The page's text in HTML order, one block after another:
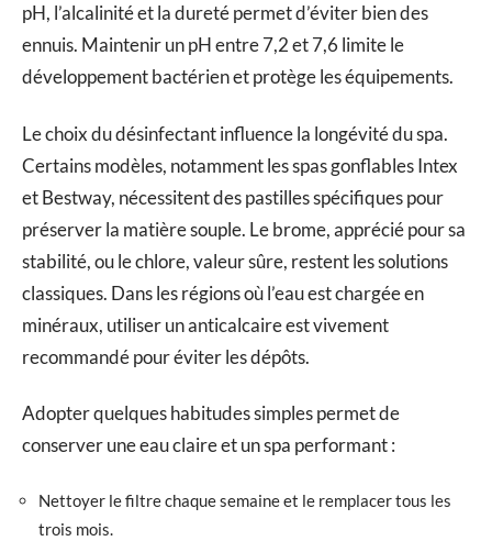
pH, l’alcalinité et la dureté permet d’éviter bien des
ennuis. Maintenir un pH entre 7,2 et 7,6 limite le
développement bactérien et protège les équipements.
Le choix du désinfectant influence la longévité du spa.
Certains modèles, notamment les spas gonflables Intex
et Bestway, nécessitent des pastilles spécifiques pour
préserver la matière souple. Le brome, apprécié pour sa
stabilité, ou le chlore, valeur sûre, restent les solutions
classiques. Dans les régions où l’eau est chargée en
minéraux, utiliser un anticalcaire est vivement
recommandé pour éviter les dépôts.
Adopter quelques habitudes simples permet de
conserver une eau claire et un spa performant :
Nettoyer le filtre chaque semaine et le remplacer tous les
trois mois.